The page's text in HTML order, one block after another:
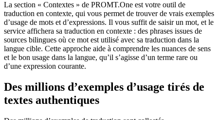
La section « Contextes » de PROMT.One est votre outil de
traduction en contexte, qui vous permet de trouver de vrais exemples
d’usage de mots et d’expressions. Il vous suffit de saisir un mot, et le
service affichera sa traduction en contexte : des phrases issues de
sources bilingues où ce mot est utilisé avec sa traduction dans la
langue cible. Cette approche aide à comprendre les nuances de sens
et le bon usage dans la langue, qu’il s’agisse d’un terme rare ou
d’une expression courante.
Des millions d’exemples d’usage tirés de
textes authentiques